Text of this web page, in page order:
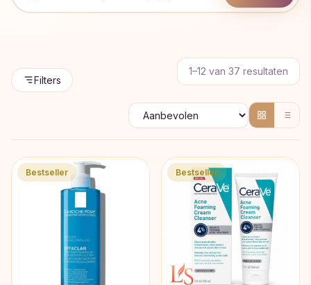
Filters
1–12 van 37 resultaten
op
Bestseller Bestseller